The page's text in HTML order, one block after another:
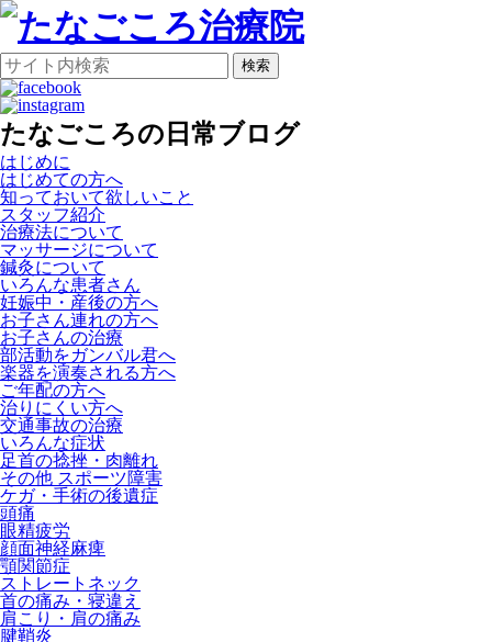
検索
たなごころの日常ブログ
はじめに
はじめての方へ
知っておいて欲しいこと
スタッフ紹介
治療法について
マッサージについて
鍼灸について
いろんな患者さん
妊娠中・産後の方へ
お子さん連れの方へ
お子さんの治療
部活動をガンバル君へ
楽器を演奏される方へ
ご年配の方へ
治りにくい方へ
交通事故の治療
いろんな症状
足首の捻挫・肉離れ
その他 スポーツ障害
ケガ・手術の後遺症
頭痛
眼精疲労
顔面神経麻痺
顎関節症
ストレートネック
首の痛み・寝違え
肩こり・肩の痛み
腱鞘炎